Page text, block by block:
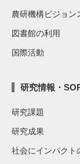
農研機構ビジョン
図書館の利用
国際活動
研究情報・
研究課題
研究成果
社会にインパクト